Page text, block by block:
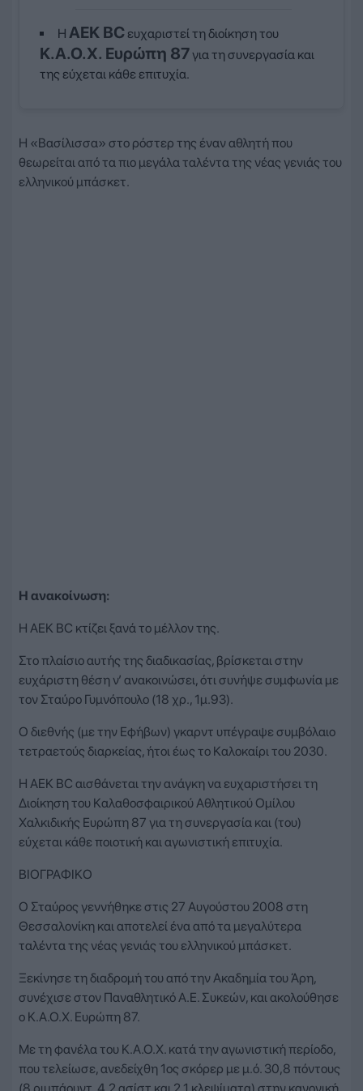
Η ΑΕΚ BC ευχαριστεί τη διοίκηση του
Κ.Α.Ο.Χ. Ευρώπη 87για τη συνεργασία και
της εύχεται κάθε επιτυχία.
Η «Βασίλισσα» στο ρόστερ της έναν αθλητή που
θεωρείται από τα πιο μεγάλα ταλέντα της νέας γενιάς του
ελληνικού μπάσκετ.
Η ανακοίνωση:
Η AEK BC κτίζει ξανά το μέλλον της.
Στο πλαίσιο αυτής της διαδικασίας, βρίσκεται στην
ευχάριστη θέση ν’ ανακοινώσει, ότι συνήψε συμφωνία με
τον Σταύρο Γυμνόπουλο (18 χρ., 1μ.93).
Ο διεθνής (με την Εφήβων) γκαρντ υπέγραψε συμβόλαιο
τετραετούς διαρκείας, ήτοι έως το Καλοκαίρι του 2030.
Η ΑΕΚ ΒC αισθάνεται την ανάγκη να ευχαριστήσει τη
Διοίκηση του Καλαθοσφαιρικού Αθλητικού Ομίλου
Χαλκιδικής Ευρώπη 87 για τη συνεργασία και (του)
εύχεται κάθε ποιοτική και αγωνιστική επιτυχία.
ΒΙΟΓΡΑΦΙΚΟ
Ο Σταύρος γεννήθηκε στις 27 Αυγούστου 2008 στη
Θεσσαλονίκη και αποτελεί ένα από τα μεγαλύτερα
ταλέντα της νέας γενιάς του ελληνικού μπάσκετ.
Ξεκίνησε τη διαδρομή του από την Ακαδημία του Άρη,
συνέχισε στον Παναθλητικό Α.Ε. Συκεών, και ακολούθησε
ο Κ.Α.Ο.Χ. Ευρώπη 87.
Με τη φανέλα του Κ.Α.Ο.Χ. κατά την αγωνιστική περίοδο,
που τελείωσε, ανεδείχθη 1ος σκόρερ με μ.ό. 30,8 πόντους